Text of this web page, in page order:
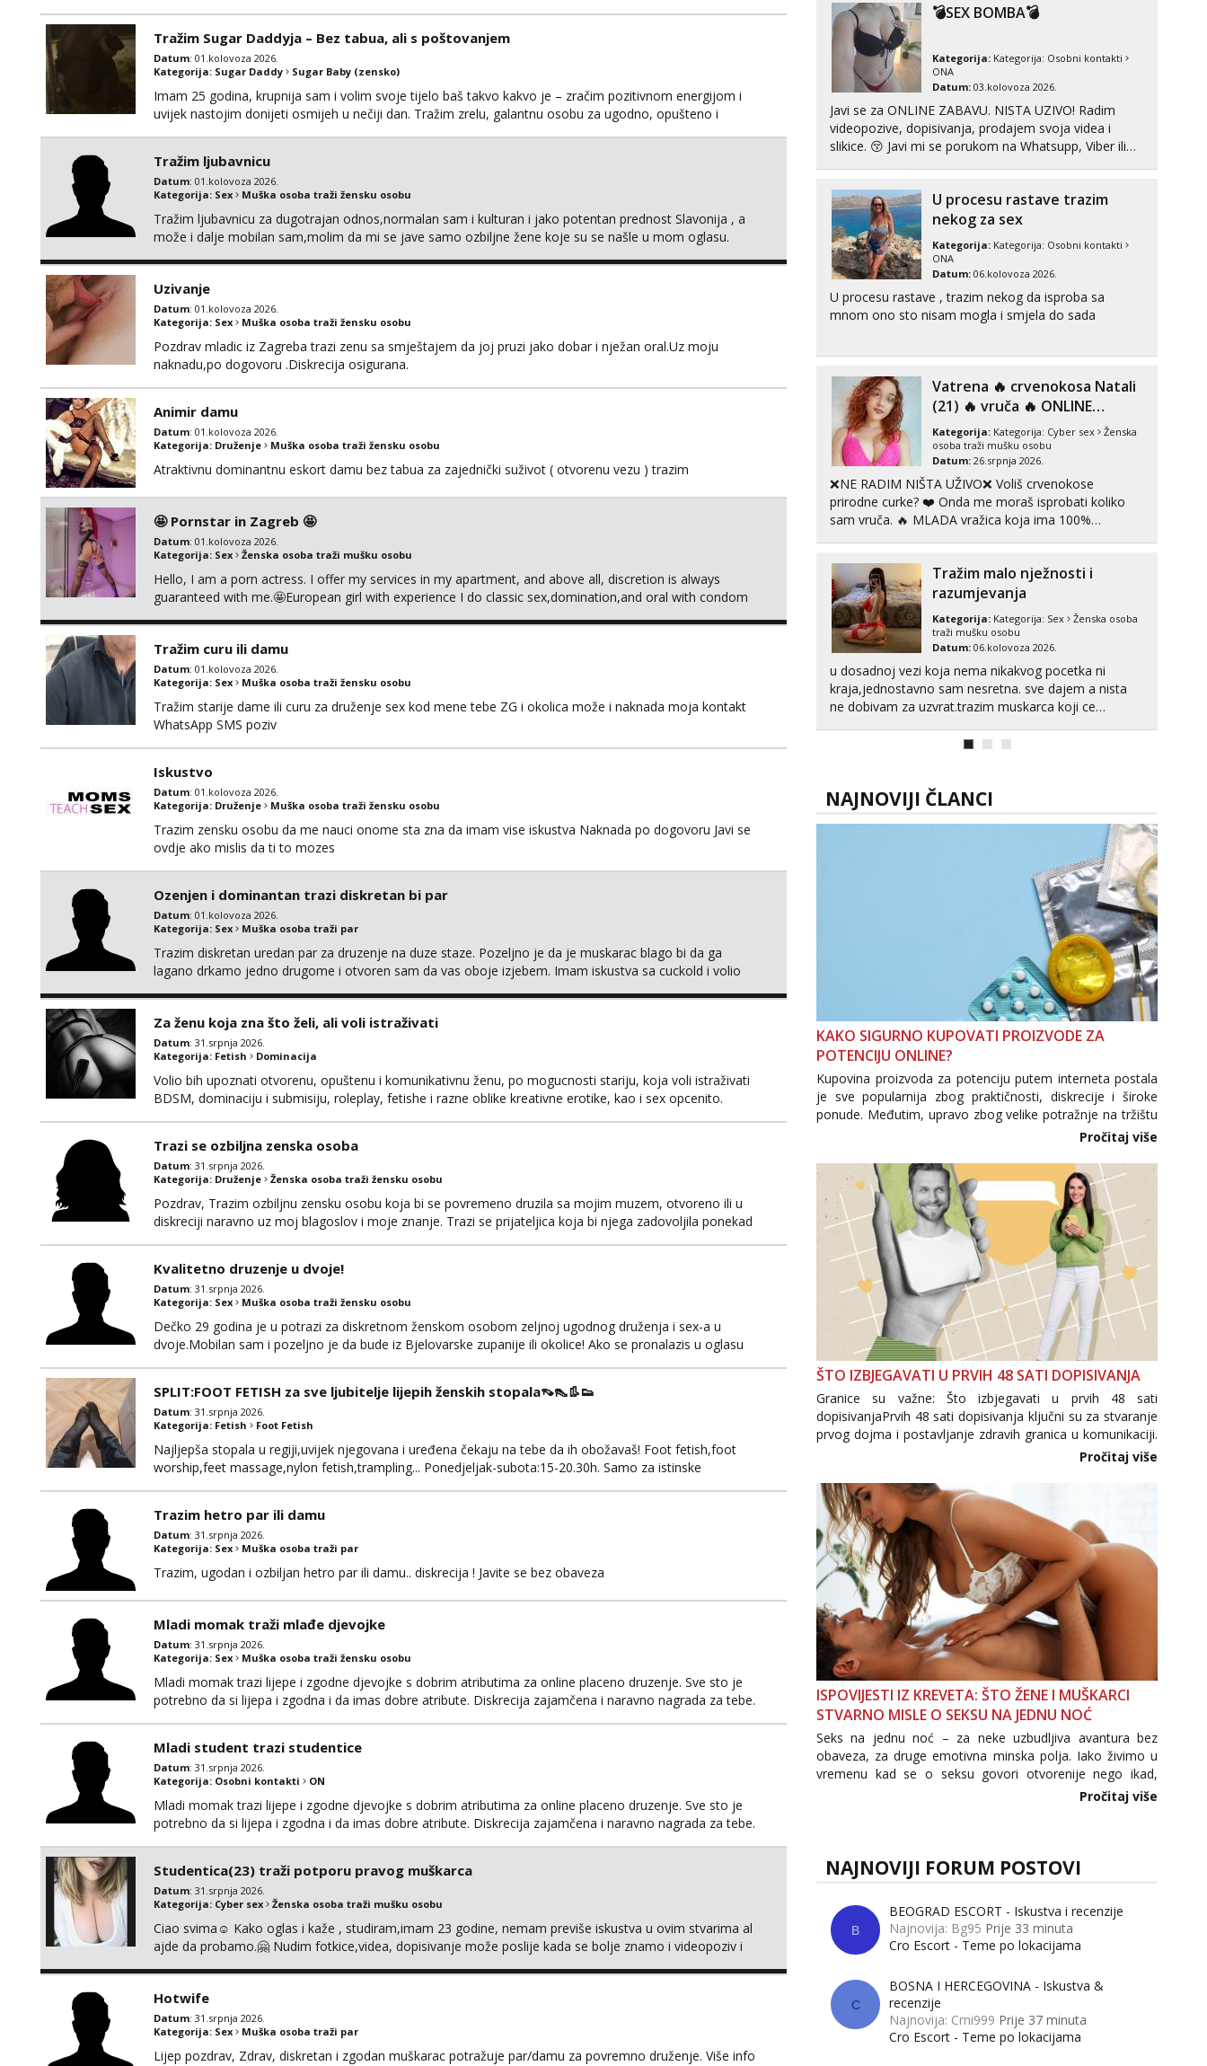
Tražim Sugar Daddyja – Bez tabua, ali s poštovanjem
Datum: 01.kolovoza 2026.
Kategorija: Sugar Daddy Sugar Baby (zensko)
Imam 25 godina, krupnija sam i volim svoje tijelo baš takvo kakvo je – zračim pozitivnom energijom i
uvijek nastojim donijeti osmijeh u nečiji dan. Tražim zrelu, galantnu osobu za ugodno, opušteno i
Tražim ljubavnicu
Datum: 01.kolovoza 2026.
Kategorija: Sex Muška osoba traži žensku osobu
Tražim ljubavnicu za dugotrajan odnos,normalan sam i kulturan i jako potentan prednost Slavonija , a
može i dalje mobilan sam,molim da mi se jave samo ozbiljne žene koje su se našle u mom oglasu.
Uzivanje
Datum: 01.kolovoza 2026.
Kategorija: Sex Muška osoba traži žensku osobu
Pozdrav mladic iz Zagreba trazi zenu sa smještajem da joj pruzi jako dobar i nježan oral.Uz moju
naknadu,po dogovoru .Diskrecija osigurana.
Animir damu
Datum: 01.kolovoza 2026.
Kategorija: Druženje Muška osoba traži žensku osobu
Atraktivnu dominantnu eskort damu bez tabua za zajednički suživot ( otvorenu vezu ) trazim
🤩 Pornstar in Zagreb 🤩
Datum: 01.kolovoza 2026.
Kategorija: Sex Ženska osoba traži mušku osobu
Hello, I am a porn actress. I offer my services in my apartment, and above all, discretion is always
guaranteed with me.🤩European girl with experience I do classic sex,domination,and oral with condom
Tražim curu ili damu
Datum: 01.kolovoza 2026.
Kategorija: Sex Muška osoba traži žensku osobu
Tražim starije dame ili curu za druženje sex kod mene tebe ZG i okolica može i naknada moja kontakt
WhatsApp SMS poziv
Iskustvo
Datum: 01.kolovoza 2026.
Kategorija: Druženje Muška osoba traži žensku osobu
Trazim zensku osobu da me nauci onome sta zna da imam vise iskustva Naknada po dogovoru Javi se
ovdje ako mislis da ti to mozes
Ozenjen i dominantan trazi diskretan bi par
Datum: 01.kolovoza 2026.
Kategorija: Sex Muška osoba traži par
Trazim diskretan uredan par za druzenje na duze staze. Pozeljno je da je muskarac blago bi da ga
lagano drkamo jedno drugome i otvoren sam da vas oboje izjebem. Imam iskustva sa cuckold i volio
Za ženu koja zna što želi, ali voli istraživati
Datum: 31.srpnja 2026.
Kategorija: Fetish Dominacija
Volio bih upoznati otvorenu, opuštenu i komunikativnu ženu, po mogucnosti stariju, koja voli istraživati
BDSM, dominaciju i submisiju, roleplay, fetishe i razne oblike kreativne erotike, kao i sex opcenito.
Trazi se ozbiljna zenska osoba
Datum: 31.srpnja 2026.
Kategorija: Druženje Ženska osoba traži žensku osobu
Pozdrav, Trazim ozbiljnu zensku osobu koja bi se povremeno druzila sa mojim muzem, otvoreno ili u
diskreciji naravno uz moj blagoslov i moje znanje. Trazi se prijateljica koja bi njega zadovoljila ponekad
Kvalitetno druzenje u dvoje!
Datum: 31.srpnja 2026.
Kategorija: Sex Muška osoba traži žensku osobu
Dečko 29 godina je u potrazi za diskretnom ženskom osobom zeljnoj ugodnog druženja i sex-a u
dvoje.Mobilan sam i pozeljno je da bude iz Bjelovarske zupanije ili okolice! Ako se pronalazis u oglasu
SPLIT:FOOT FETISH za sve ljubitelje lijepih ženskih stopala👡👠👢👟
Datum: 31.srpnja 2026.
Kategorija: Fetish Foot Fetish
Najljepša stopala u regiji,uvijek njegovana i uređena čekaju na tebe da ih obožavaš! Foot fetish,foot
worship,feet massage,nylon fetish,trampling... Ponedjeljak-subota:15-20.30h. Samo za istinske
Trazim hetro par ili damu
Datum: 31.srpnja 2026.
Kategorija: Sex Muška osoba traži par
Trazim, ugodan i ozbiljan hetro par ili damu.. diskrecija ! Javite se bez obaveza
Mladi momak traži mlađe djevojke
Datum: 31.srpnja 2026.
Kategorija: Sex Muška osoba traži žensku osobu
Mladi momak trazi lijepe i zgodne djevojke s dobrim atributima za online placeno druzenje. Sve sto je
potrebno da si lijepa i zgodna i da imas dobre atribute. Diskrecija zajamčena i naravno nagrada za tebe.
Mladi student trazi studentice
Datum: 31.srpnja 2026.
Kategorija: Osobni kontakti ON
Mladi momak trazi lijepe i zgodne djevojke s dobrim atributima za online placeno druzenje. Sve sto je
potrebno da si lijepa i zgodna i da imas dobre atribute. Diskrecija zajamčena i naravno nagrada za tebe.
Studentica(23) traži potporu pravog muškarca
Datum: 31.srpnja 2026.
Kategorija: Cyber sex Ženska osoba traži mušku osobu
Ciao svima☺️ Kako oglas i kaže , studiram,imam 23 godine, nemam previše iskustva u ovim stvarima al
ajde da probamo.🤗 Nudim fotkice,videa, dopisivanje može poslije kada se bolje znamo i videopoziv i
Hotwife
Datum: 31.srpnja 2026.
Kategorija: Sex Muška osoba traži par
Lijep pozdrav, Zdrav, diskretan i zgodan muškarac potražuje par/damu za povremno druženje. Više info
Čekam tvoj poziv!
Tel:
tel:0,93€ - mob:1,12€ min
Čekam tvoj poziv!
Tel:064/677-677- Kod: #72
tel:0,93€ - mob:1,12€ min
Razgovaram :)
Tel: 064/677-677- Kod: #136
tel:0,93€ - mob:1,12€ min
Obavijesti me kada se oslobodi
Liliana
Razgovaram :)
Snježana
Čekam tvoj poziv!
Tel: 064/677-677- Kod: #119
tel:0,93€ - mob:1,12€ min
Monika
Čekam tvoj poziv!
Alisa
Čekam tvoj poziv!
Tel: 064/677-677 - Kod: #106
tel:0,93€ - mob:1,12€ min
Vanesa
tel:0,93€ - mob:1,12€ min
Čekam tvoj poziv!
- Kod: #123
Čekam tvoj poziv!
064/677-677- Kod: #142
tel:0,93€ - mob:1,12€ min
Mira
Čekam tvoj poziv!
Tel: 064/677-677- Kod: #72
tel:0,93€ - mob:1,12€ min
💣SEX BOMBA💣
Kategorija: Kategorija: Osobni kontakti
ONA
Datum: 03.kolovoza 2026.
Javi se za ONLINE ZABAVU. NISTA UZIVO! Radim
videopozive, dopisivanja, prodajem svoja videa i
slikice. 😚 Javi mi se porukom na Whatsupp, Viber ili
U procesu rastave trazim
nekog za sex
Kategorija: Kategorija: Osobni kontakti
ONA
Datum: 06.kolovoza 2026.
U procesu rastave , trazim nekog da isproba sa
mnom ono sto nisam mogla i smjela do sada
Vatrena ‎️‍🔥 crvenokosa Natali
(21) ‎️‍🔥 vruča‎ ️‍🔥 ONLINE
ZABAVA
Kategorija: Kategorija: Cyber sex
Ženska
osoba traži mušku osobu
Datum: 26.srpnja 2026.
❌NE RADIM NIŠTA UŽIVO❌ Voliš crvenokose
prirodne curke? ❤️ Onda me moraš isprobati koliko
sam vruča.‎ ️‍🔥 MLADA vražica koja ima 100%
možeš pranaći nešto po svojoj mjeri. Sexi videa s
kolegica...
Tražim malo nježnosti i
razumjevanja
Kategorija: Kategorija: Sex
Ženska osoba
traži mušku osobu
Datum: 06.kolovoza 2026.
u dosadnoj vezi koja nema nikakvog pocetka ni
kraja,jednostavno sam nesretna. sve dajem a nista
ne dobivam za uzvrat.trazim muskarca koji ce
njeznosti i razumjevanja. volim njezan seks i njezne
NAJNOVIJI ČLANCI
KAKO SIGURNO KUPOVATI PROIZVODE ZA
POTENCIJU ONLINE?
Kupovina proizvoda za potenciju putem interneta postala
je sve popularnija zbog praktičnosti, diskrecije i široke
ponude. Međutim, upravo zbog velike potražnje na tržištu
se pojavljuju i brojni krivotvoreni proizvodi, nepouzdane
internetske trgovine te proizvodi nepoznatog podrijetla. ...
Pročitaj više
ŠTO IZBJEGAVATI U PRVIH 48 SATI DOPISIVANJA
Granice su važne: Što izbjegavati u prvih 48 sati
dopisivanjaPrvih 48 sati dopisivanja ključni su za stvaranje
prvog dojma i postavljanje zdravih granica u komunikaciji.
Važno je izbjeći prebrzo otkrivanje osobnih ili intimnih
informacija, jer nepoznata osoba još nije zaslužila to
povjerenje. Takođe...
Pročitaj više
ISPOVIJESTI IZ KREVETA: ŠTO ŽENE I MUŠKARCI
STVARNO MISLE O SEKSU NA JEDNU NOĆ
Seks na jednu noć – za neke uzbudljiva avantura bez
obaveza, za druge emotivna minska polja. Iako živimo u
vremenu kad se o seksu govori otvorenije nego ikad,
tema „jedne noći strasti“ i dalje izaziva burne rasprave. Što
Pročitaj više
NAJNOVIJI FORUM POSTOVI
B
BEOGRAD ESCORT - Iskustva i recenzije
Najnovija: Bg95 Prije 33 minuta
Cro Escort - Teme po lokacijama
C
BOSNA I HERCEGOVINA - Iskustva &
recenzije
Najnovija: Crni999 Prije 37 minuta
Cro Escort - Teme po lokacijama